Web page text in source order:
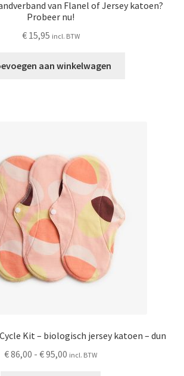
van Flanel of Jersey katoen?
Probeer nu!
€15,95 incl. BTW
aan winkelwagen
Kit – biologisch jersey katoen – dun
€86,00 - €95,00 Prijsklasse:
incl. BTW